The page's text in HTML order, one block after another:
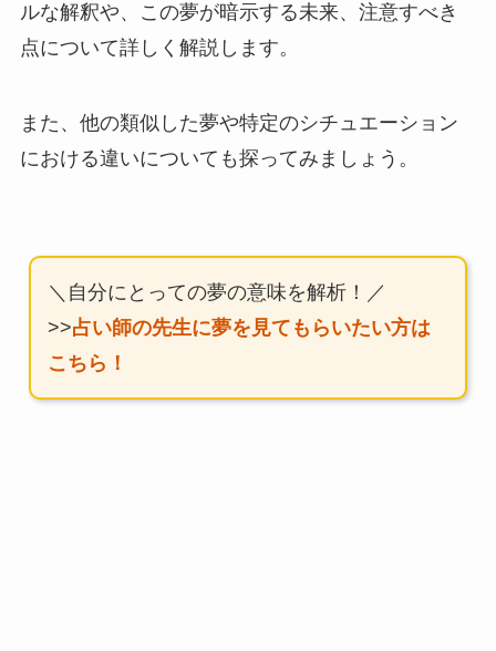
ルな解釈や、この夢が暗示する未来、注意すべき
点について詳しく解説します。
また、他の類似した夢や特定のシチュエーション
における違いについても探ってみましょう。
＼自分にとっての夢の意味を解析！／
>>占い師の先生に夢を見てもらいたい方は
こちら！